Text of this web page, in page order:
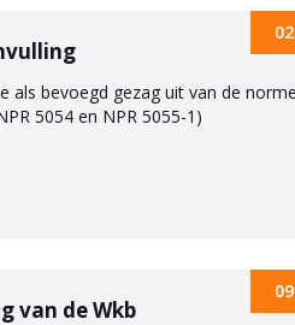
bevoegd gezag uit van de
5054 en NPR 5055-1)
van de Wkb